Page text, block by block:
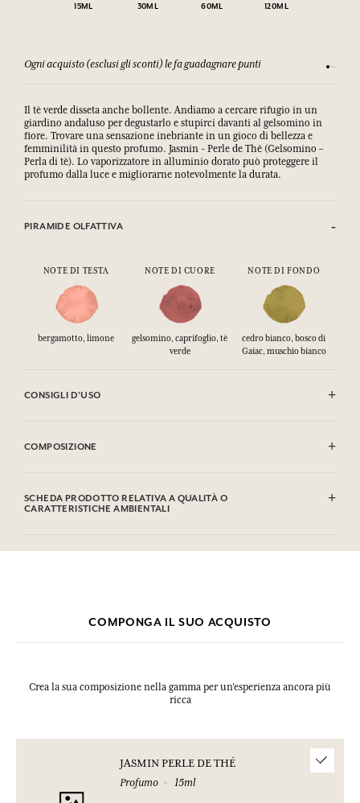
15ML 30ML 60ML 120ML
Ogni acquisto (esclusi gli sconti) le fa guadagnare punti
Il tè verde disseta anche bollente. Andiamo a cercare rifugio in un
giardino andaluso per degustarlo e stupirci davanti al gelsomino in
fiore. Trovare una sensazione inebriante in un gioco di bellezza e
femminilità in questo profumo. Jasmin - Perle de Thé (Gelsomino –
Perla di tè). Lo vaporizzatore in alluminio dorato può proteggere il
profumo dalla luce e migliorarne notevolmente la durata.
PIRAMIDE OLFATTIVA
NOTE DI TESTA NOTE DI CUORE NOTE DI FONDO
bergamotto, limone
gelsomino, caprifoglio, tè
verde
cedro bianco, bosco di
Gaiac, muschio bianco
CONSIGLI D'USO
COMPOSIZIONE
Limonene, Hexyl Cinnamal, Benzyl Salicylate, Linalool, Geraniol,
Citral, Amyl Cinnamal, Hydroxycitronellal, Benzyl Benzoate, Benzyl
SCHEDA PRODOTTO RELATIVA A QUALITÀ O
CARATTERISTICHE AMBIENTALI
Si prega di consultare le qualità o le caratteristiche ambientali
COMPONGA IL SUO ACQUISTO
Crea la sua composizione nella gamma per un’esperienza ancora più
ricca
JASMIN PERLE DE THÉ
Profumo
15ml